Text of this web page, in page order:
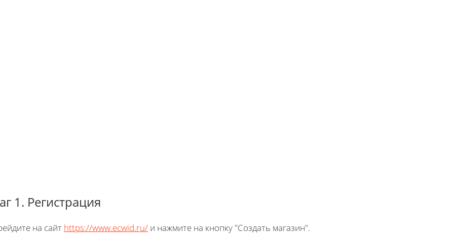
1. Регистрация
на сайт https://www.ecwid.ru/ и нажмите на кнопку "Создать магазин".